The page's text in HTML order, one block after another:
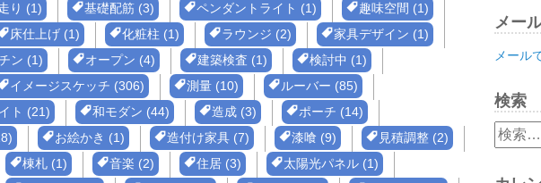
り (1) 基礎配筋 (3) ペンダントライト (1)
趣味空間 (1)
床仕上げ (1) 化粧柱 (1) ラウンジ (2)
家具デザイン (1)
ン (1)
オープン (4) 建築検査 (1)
検討中 (1)
イメージスケッチ (306) 測量 (10)
ルーバー (85)
ト (21)
和モダン (44) 造成 (3)
ポーチ (14)
お絵かき (1) 造付け家具 (7) 漆喰 (9)
見積調整 (2)
棟札 (1) 音楽 (2) 住居 (3)
太陽光パネル (1)
メー
メール
検索
検
索: